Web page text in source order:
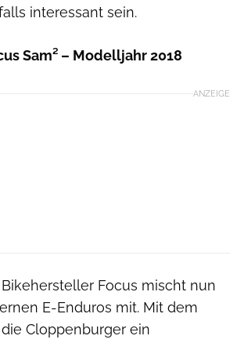
interessant sein.
Sam² – Modelljahr 2018
ANZEIGE
Focus mischt nun
E-Enduros mit. Mit dem
Cloppenburger ein